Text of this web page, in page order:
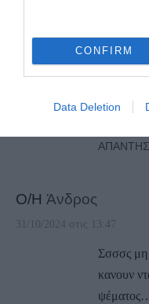
CONFIRM
Data Deletion
μου να
σου
πολλά !!
Ο/Η Άνδρος
31/10/2024 στις 13:47
Σσσσς μη
κανουν